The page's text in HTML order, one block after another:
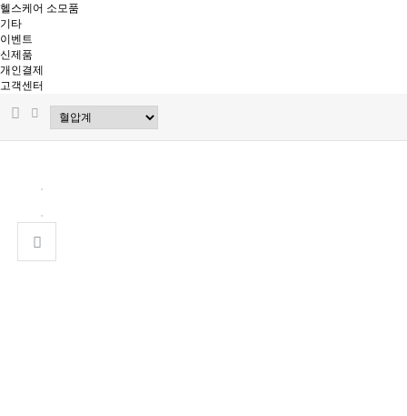
헬스케어 소모품
기타
이벤트
신제품
개인결제
고객센터